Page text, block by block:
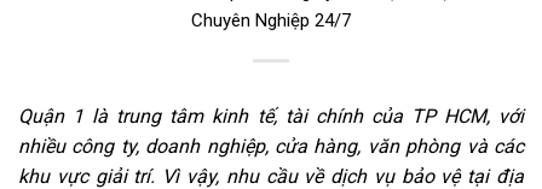
Chuyên Nghiệp 24/7
Quận 1 là trung tâm kinh tế, tài chính của TP HCM, với
nhiều công ty, doanh nghiệp, cửa hàng, văn phòng và các
khu vực giải trí. Vì vậy, nhu cầu về dịch vụ bảo vệ tại địa